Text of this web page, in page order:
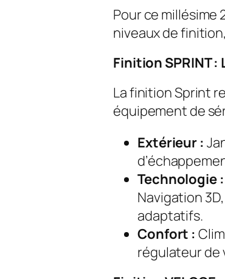
Pour ce millésime
niveaux de
Finition SPRINT :
La finition Sprint
équipement de
Extérieur :
Technologie :
Navigation
adaptatifs.
Confort :
régulateur de